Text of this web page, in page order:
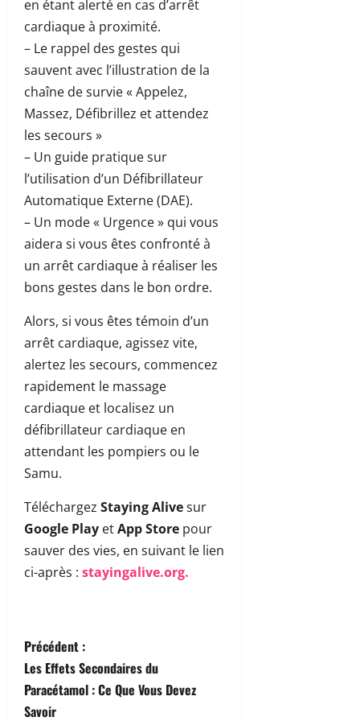
en étant alerté en cas d’arrêt
cardiaque à proximité.
– Le rappel des gestes qui
sauvent avec l’illustration de la
chaîne de survie « Appelez,
Massez, Défibrillez et attendez
les secours »
– Un guide pratique sur
l’utilisation d’un Défibrillateur
Automatique Externe (DAE).
– Un mode « Urgence » qui vous
aidera si vous êtes confronté à
un arrêt cardiaque à réaliser les
bons gestes dans le bon ordre.
Alors, si vous êtes témoin d’un
arrêt cardiaque, agissez vite,
alertez les secours, commencez
rapidement le massage
cardiaque et localisez un
défibrillateur cardiaque en
attendant les pompiers ou le
Samu.
Téléchargez Staying Alivesur
Google Play etApp Store pour
sauver des vies, en suivant le lien
ci-après : stayingalive.org.
N
a
Précédent :
Les Effets Secondaires du
Paracétamol : Ce Que Vous Devez
Savoir